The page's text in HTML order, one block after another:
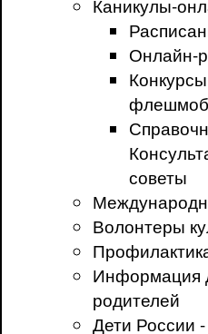
Онлайн-
советы
Волонтеры
Информация
родителей
Дети России